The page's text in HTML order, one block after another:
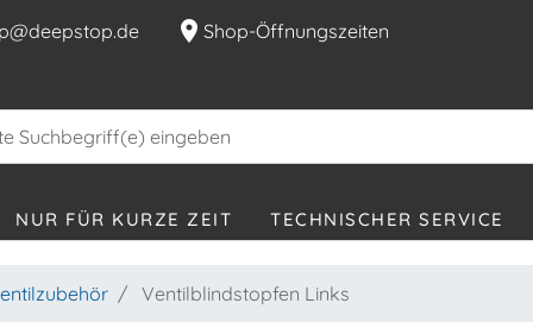
location_on Shop-Öffnungszeiten
NUR FÜR KURZE ZEIT TECHNISCHER SERVICE
Ventilblindstopfen Links